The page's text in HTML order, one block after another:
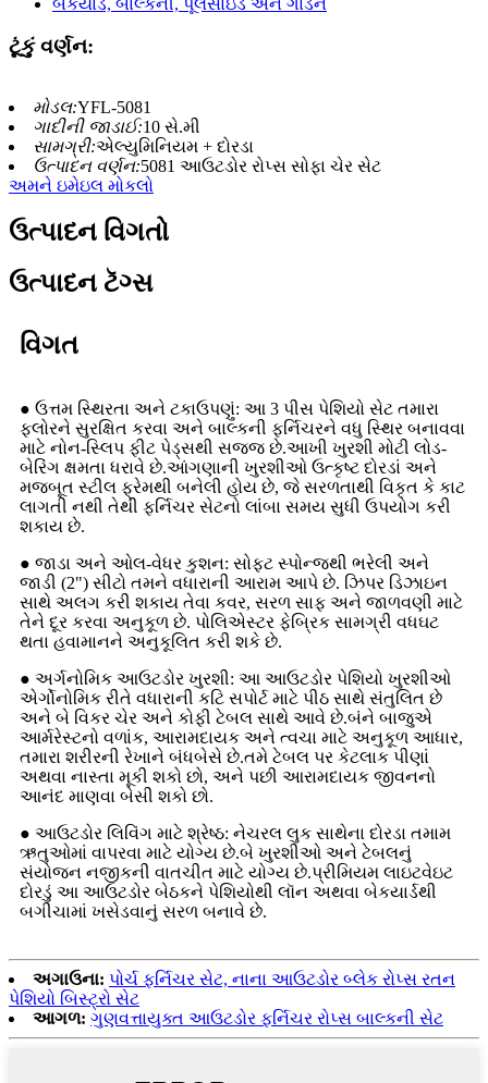
ટૂંકું વર્ણન:
મોડલ:YFL-5081
ગાદીની જાડાઈ:10 સે.મી
સામગ્રી:એલ્યુમિનિયમ + દોરડા
ઉત્પાદન વર્ણન:5081 આઉટડોર રોપ્સ સોફા ચેર સેટ
અમને ઇમેઇલ મોકલો
ઉત્પાદન વિગતો
ઉત્પાદન ટૅગ્સ
વિગત
● ઉત્તમ સ્થિરતા અને ટકાઉપણું: આ 3 પીસ પેશિયો સેટ તમારા
ફ્લોરને સુરક્ષિત કરવા અને બાલ્કની ફર્નિચરને વધુ સ્થિર બનાવવા
માટે નોન-સ્લિપ ફીટ પેડ્સથી સજ્જ છે.આખી ખુરશી મોટી લોડ-
બેરિંગ ક્ષમતા ધરાવે છે.આંગણાની ખુરશીઓ ઉત્કૃષ્ટ દોરડાં અને
મજબૂત સ્ટીલ ફ્રેમથી બનેલી હોય છે, જે સરળતાથી વિકૃત કે કાટ
લાગતી નથી તેથી ફર્નિચર સેટનો લાંબા સમય સુધી ઉપયોગ કરી
શકાય છે.
● જાડા અને ઓલ-વેધર કુશન: સોફ્ટ સ્પોન્જથી ભરેલી અને
જાડી (2") સીટો તમને વધારાની આરામ આપે છે. ઝિપર ડિઝાઇન
સાથે અલગ કરી શકાય તેવા કવર, સરળ સાફ અને જાળવણી માટે
તેને દૂર કરવા અનુકૂળ છે. પોલિએસ્ટર ફેબ્રિક સામગ્રી વધઘટ
થતા હવામાનને અનુકૂલિત કરી શકે છે.
● અર્ગનોમિક આઉટડોર ખુરશી: આ આઉટડોર પેશિયો ખુરશીઓ
એર્ગોનોમિક રીતે વધારાની કટિ સપોર્ટ માટે પીઠ સાથે સંતુલિત છે
અને બે વિકર ચેર અને કોફી ટેબલ સાથે આવે છે.બંને બાજુએ
આર્મરેસ્ટનો વળાંક, આરામદાયક અને ત્વચા માટે અનુકૂળ આધાર,
તમારા શરીરની રેખાને બંધબેસે છે.તમે ટેબલ પર કેટલાક પીણાં
અથવા નાસ્તા મૂકી શકો છો, અને પછી આરામદાયક જીવનનો
આનંદ માણવા બેસી શકો છો.
● આઉટડોર લિવિંગ માટે શ્રેષ્ઠ: નેચરલ લુક સાથેના દોરડા તમામ
ઋતુઓમાં વાપરવા માટે યોગ્ય છે.બે ખુરશીઓ અને ટેબલનું
સંયોજન નજીકની વાતચીત માટે યોગ્ય છે.પ્રીમિયમ લાઇટવેઇટ
દોરડું આ આઉટડોર બેઠકને પેશિયોથી લૉન અથવા બેકયાર્ડથી
બગીચામાં ખસેડવાનું સરળ બનાવે છે.
અગાઉના: પોર્ચ ફર્નિચર સેટ, નાના આઉટડોર બ્લેક રોપ્સ રતન
પેશિયો બિસ્ટ્રો સેટ
આગળ: ગુણવત્તાયુક્ત આઉટડોર ફર્નિચર રોપ્સ બાલ્કની સેટ